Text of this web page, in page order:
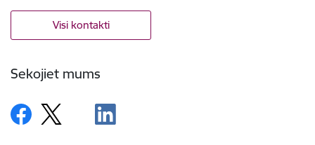
Visi kontakti
Sekojiet mums